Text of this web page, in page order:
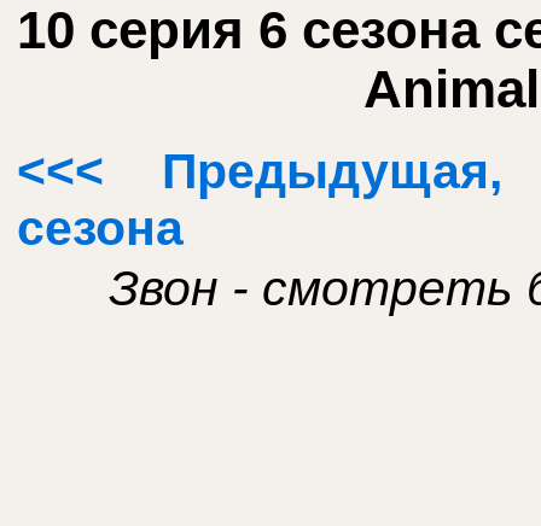
10 серия 6 сезона
<<<
сезона
Звон - смотреть